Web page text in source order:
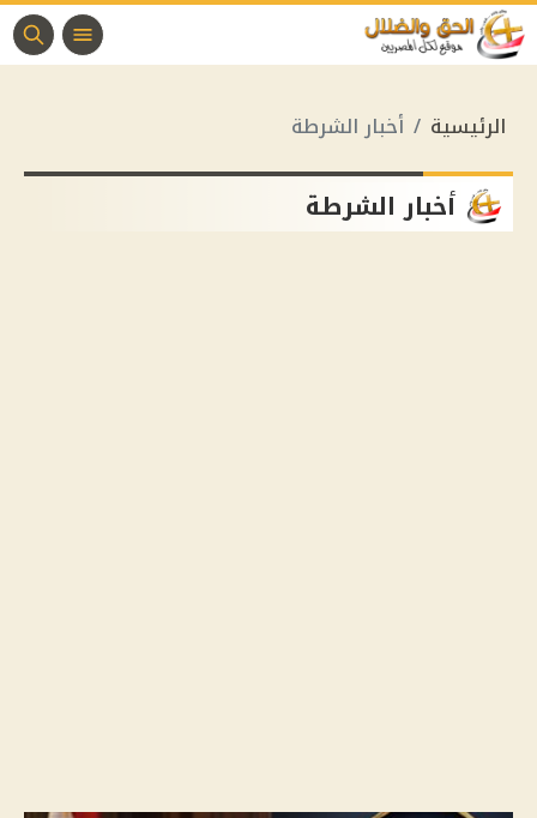
الرئيسية أخبار الشرطة
أخبار الشرطة